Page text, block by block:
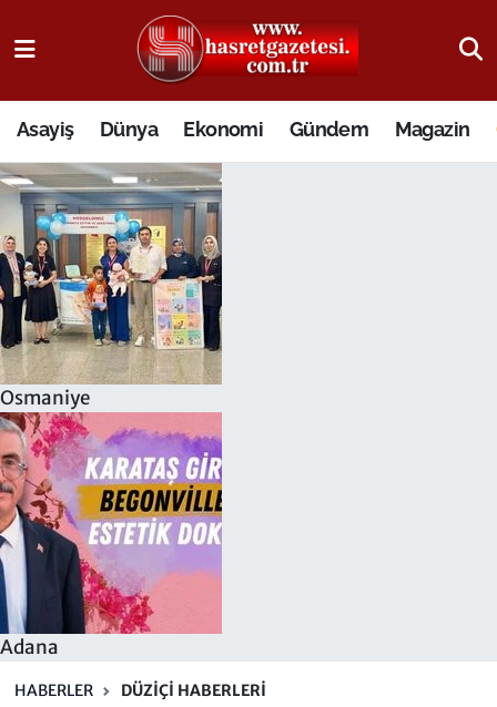
Asayiş Dünya Ekonomi Gündem Magazin
Osmaniye
Adana
HABERLER DÜZIÇI HABERLERI
Osmaniye Nöbetçi Eczaneler
Osmaniye Hava Durumu
Osmaniye Trafik Yoğunluk Haritası
Süper Lig Puan Durumu ve Fikstür
Tüm Manşetler
Son Dakika Haberleri
Haber Arşivi